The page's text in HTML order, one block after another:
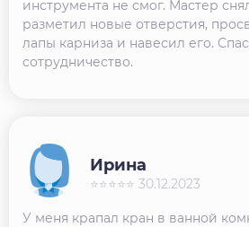
инструмента не смог. Мастер
разметил новые отверстия,
лапы карниза и навесил его.
сотрудничество.
У меня крапал кран в ванной
Ирина
⭐⭐⭐⭐⭐ 30.12.2023